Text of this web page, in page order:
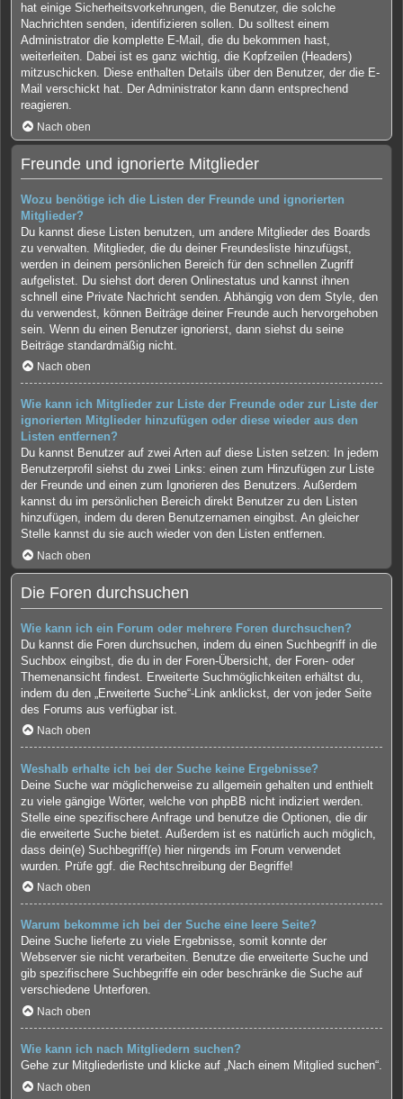
hat einige Sicherheitsvorkehrungen, die Benutzer, die solche
Nachrichten senden, identifizieren sollen. Du solltest einem
Administrator die komplette E-Mail, die du bekommen hast,
weiterleiten. Dabei ist es ganz wichtig, die Kopfzeilen (Headers)
mitzuschicken. Diese enthalten Details über den Benutzer, der die E-
Mail verschickt hat. Der Administrator kann dann entsprechend
reagieren.
Nach oben
Freunde und ignorierte Mitglieder
Wozu benötige ich die Listen der Freunde und ignorierten
Mitglieder?
Du kannst diese Listen benutzen, um andere Mitglieder des Boards
zu verwalten. Mitglieder, die du deiner Freundesliste hinzufügst,
werden in deinem persönlichen Bereich für den schnellen Zugriff
aufgelistet. Du siehst dort deren Onlinestatus und kannst ihnen
schnell eine Private Nachricht senden. Abhängig von dem Style, den
du verwendest, können Beiträge deiner Freunde auch hervorgehoben
sein. Wenn du einen Benutzer ignorierst, dann siehst du seine
Beiträge standardmäßig nicht.
Nach oben
Wie kann ich Mitglieder zur Liste der Freunde oder zur Liste der
ignorierten Mitglieder hinzufügen oder diese wieder aus den
Listen entfernen?
Du kannst Benutzer auf zwei Arten auf diese Listen setzen: In jedem
Benutzerprofil siehst du zwei Links: einen zum Hinzufügen zur Liste
der Freunde und einen zum Ignorieren des Benutzers. Außerdem
kannst du im persönlichen Bereich direkt Benutzer zu den Listen
hinzufügen, indem du deren Benutzernamen eingibst. An gleicher
Stelle kannst du sie auch wieder von den Listen entfernen.
Nach oben
Die Foren durchsuchen
Wie kann ich ein Forum oder mehrere Foren durchsuchen?
Du kannst die Foren durchsuchen, indem du einen Suchbegriff in die
Suchbox eingibst, die du in der Foren-Übersicht, der Foren- oder
Themenansicht findest. Erweiterte Suchmöglichkeiten erhältst du,
indem du den „Erweiterte Suche“-Link anklickst, der von jeder Seite
des Forums aus verfügbar ist.
Nach oben
Weshalb erhalte ich bei der Suche keine Ergebnisse?
Deine Suche war möglicherweise zu allgemein gehalten und enthielt
zu viele gängige Wörter, welche von phpBB nicht indiziert werden.
Stelle eine spezifischere Anfrage und benutze die Optionen, die dir
die erweiterte Suche bietet. Außerdem ist es natürlich auch möglich,
dass dein(e) Suchbegriff(e) hier nirgends im Forum verwendet
wurden. Prüfe ggf. die Rechtschreibung der Begriffe!
Nach oben
Warum bekomme ich bei der Suche eine leere Seite?
Deine Suche lieferte zu viele Ergebnisse, somit konnte der
Webserver sie nicht verarbeiten. Benutze die erweiterte Suche und
gib spezifischere Suchbegriffe ein oder beschränke die Suche auf
verschiedene Unterforen.
Nach oben
Wie kann ich nach Mitgliedern suchen?
Gehe zur Mitgliederliste und klicke auf „Nach einem Mitglied suchen“.
Nach oben